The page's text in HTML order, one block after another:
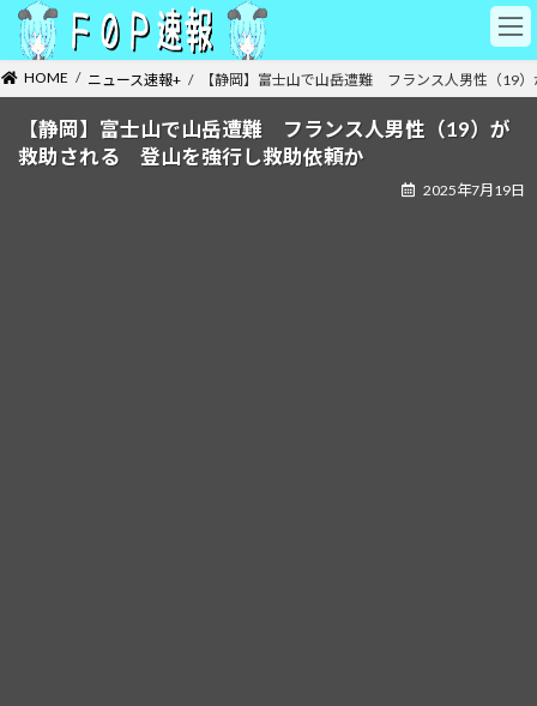
テ
ン
ゲ
ー HOME ニュース速報+ 【静岡】富士山で山岳遭難 フランス人男性（19
【静岡】富士山で山岳遭難 フランス人男性（19）が
救助される 登山を強行し救助依頼か
2025年7月19日